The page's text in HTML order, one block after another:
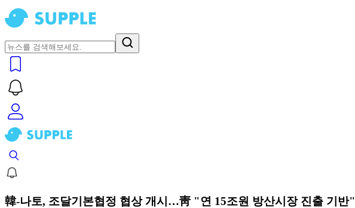
韓-나토, 조달기본협정 협상 개시…靑 "연 15조원 방산시장 진출 기반"